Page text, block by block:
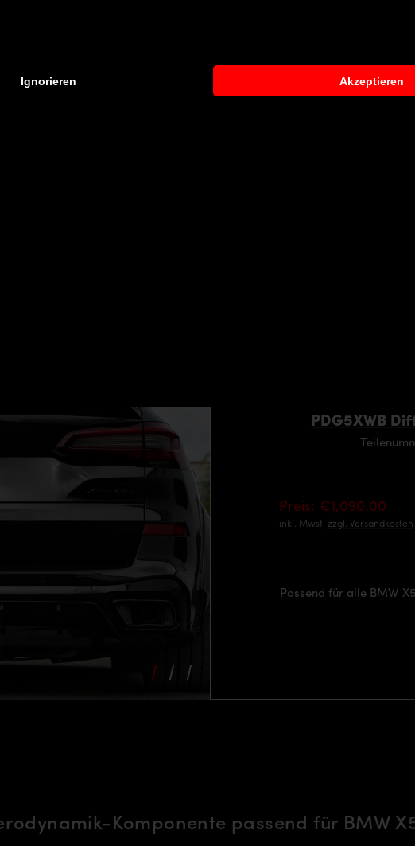
Ignorieren Akzeptieren
entsprechendes Fachpersonal durchführen zu lassen. Je nach
können kleine bis hin zu sehr umfangreichen
Haus anbieten oder Sie an einen unserer Vertriebs- und
PDG5XWB
Preis: €1,090.00
inkl. Mwst. zzgl. Versandkosten
Passend für alle BMW
Komponente passend für BMW